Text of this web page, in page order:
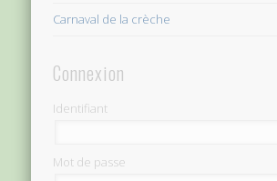
Carnaval de la crèche
Connexion
Identifiant
Mot de passe